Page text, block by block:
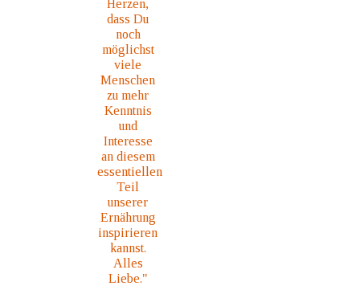
Herzen,
dass Du
noch
möglichst
viele
Menschen
zu mehr
Kenntnis
und
Interesse
an diesem
essentiellen
Teil
unserer
Ernährung
inspirieren
kannst.
Alles
Liebe."